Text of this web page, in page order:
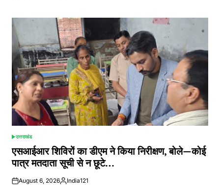
POSTED
IN
उत्तराखंड
एसआईआर शिविरों का डीएम ने किया निरीक्षण, बोले—कोई
पात्र मतदाता सूची से न छूटे…
August 6, 2026Posted
India121